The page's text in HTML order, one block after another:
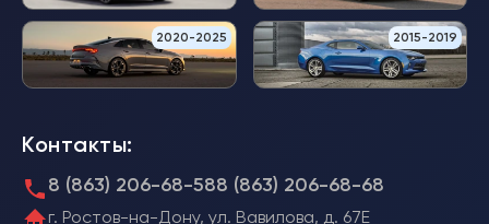
2020-2025 2015-2019
Контакты:
8 (863) 206-68-588 (863) 206-68-68
г. Ростов-на-Дону, ул. Вавилова, д. 67Е